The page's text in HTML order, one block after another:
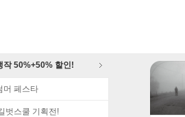
작 50%+50% 할인!
머 페스타
벗스쿨 기획전!